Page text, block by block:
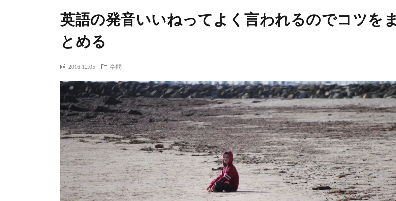
英語の発音いいねってよく言われるのでコツをま
とめる
2016.12.05 学問